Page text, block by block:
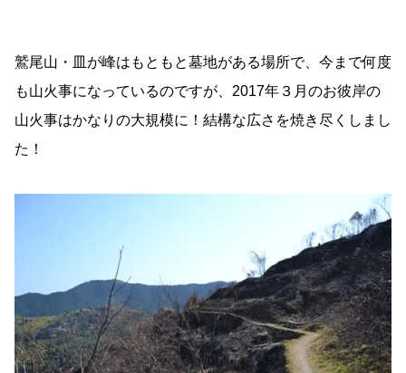
鷲尾山・皿が峰はもともと墓地がある場所で、今まで何度
も山火事になっているのですが、2017年３月のお彼岸の
山火事はかなりの大規模に！結構な広さを焼き尽くしまし
た！